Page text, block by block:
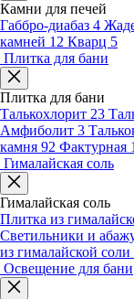
Камни для печей
Габбро-диабаз 4
камней 12 Кварц 5
Плитка для бани
Плитка для бани
Талькохлорит 23
Амфиболит 3
камня 92 Фактурная
Гималайская соль
Гималайская соль
Плитка из
Светильники и
из гималайской соли
Освещение для бани